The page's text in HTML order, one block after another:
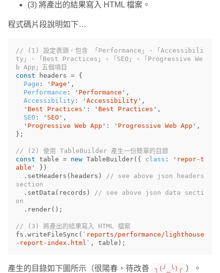
(3) 將產出的結果寫入 HTML 檔案。
程式碼片段說明如下…
// (1) 設定表頭，包含 「Performance」、「Accessibili
ty」、「Best Practices」、「SEO」、「Progressive We
b App」五個項目
const
headers = {
Page : ' Page ' ,
Performance : ' Performance ' ,
Accessibility : ' Accessibility ' ,
' Best Practices ' : ' Best Practices ' ,
SEO : ' SEO ' ,
' Progressive Web App ' : ' Progressive Web App ' ,
};
// (2) 使用 TableBuilder 產生一份簡單的目錄
const table = new TableBuilder({ class : ' repor-t
able '
})
. setHeaders ( headers )
// see above json headers
section
. setData ( records )
// see above json data secti
on
. render();
// (3) 將產出的結果寫入 HTML 檔案
fs . writeFileSync ( `reports/performance/lighthouse
-report-index.html` , table );
產生的目錄如下圖所示（很陽春，待改善 ╮(╯_╰)╭ ）。